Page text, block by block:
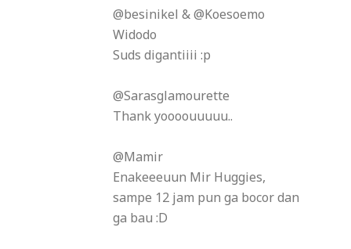
@besinikel & @Koesoemo
Widodo
Suds digantiiii :p
@Sarasglamourette
Thank yoooouuuuu..
@Mamir
Enakeeeuun Mir Huggies,
sampe 12 jam pun ga bocor dan
ga bau :D